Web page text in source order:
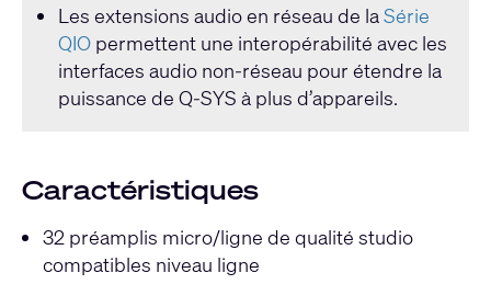
Les extensions audio en réseau de laSérie
QIO permettent une interopérabilité avec les
interfaces audio non-réseau pour étendre la
puissance de Q-SYS à plus d’appareils.
Caractéristiques
32 préamplis micro/ligne de qualité studio
compatibles niveau ligne